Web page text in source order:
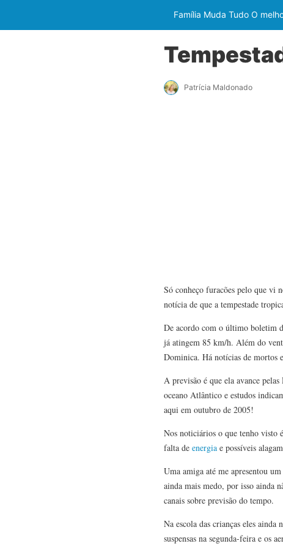
Família Muda Tudo O
Patrícia Maldonado
Só conheço furacões pelo que vi
notícia de que a tempestade
De acordo com o último boletim
já atingem 85 km/h. Além do
Dominica. Há notícias de mortos
A previsão é que ela avance
oceano Atlântico e estudos
aqui em outubro de 2005!
Nos noticiários o que tenho visto
falta de energia e possíveis
Uma amiga até me apresentou
ainda mais medo, por isso ainda
canais sobre previsão do tempo.
Na escola das crianças eles ainda
suspensas na segunda-feira e os